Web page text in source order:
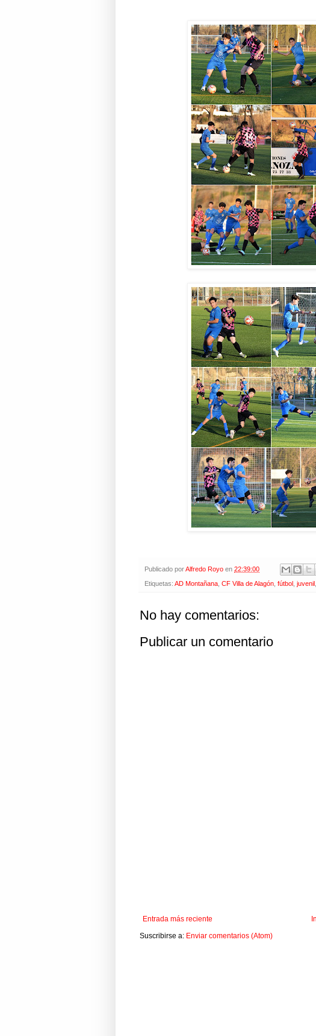
Publicado porAlfredo Royo en 22:39:00
Etiquetas: AD Montañana CF Villa de Alagón fútbol juvenil
No hay comentarios:
Publicar un comentario
Entrada más reciente
Suscribirse a: Enviar comentarios (Atom)